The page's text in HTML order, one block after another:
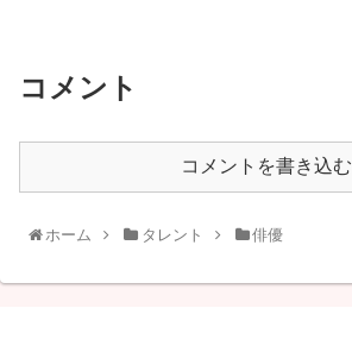
コメント
コメントを書き込む
ホーム タレント 俳優